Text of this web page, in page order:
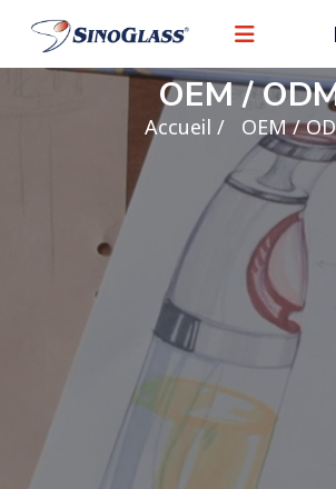
OEM /
Accueil / OEM /